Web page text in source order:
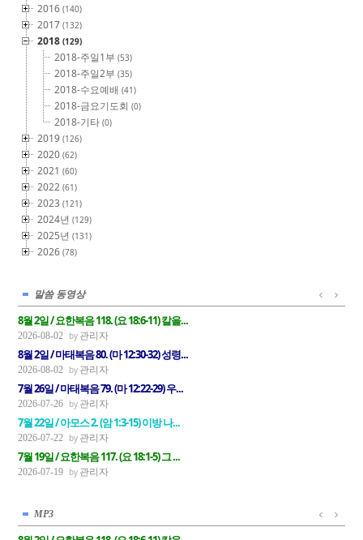
2016(140)
2017(132)
2018(129)
2018-주일1부(53)
2018-주일2부(35)
2018-수요예배(41)
2018-금요기도회(0)
2018-기타(0)
2019(126)
2020(62)
2021(60)
2022(61)
2023(121)
2024년(129)
2025년(131)
2026(78)
말씀 동영상
8월 2일 / 요한복음 118. (요 18:6-11) 칼을...
2026-08-02 관리자
8월 2일 / 마태복음 80. (마 12:30-32) 성령...
2026-08-02 관리자
7월 26일 / 마태복음 79. (마 12:22-29) 우...
2026-07-26 관리자
7월 22일 / 아모스 2. (암 1:3-15) 이방 나...
2026-07-22 관리자
7월 19일 / 요한복음 117. (요 18:1-5) 그 ...
2026-07-19 관리자
MP3